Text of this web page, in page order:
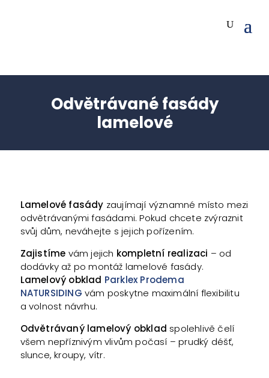
Odvětrávané fasády
lamelové
Lamelové fasády zaujímají významné místo mezi
odvětrávanými fasádami. Pokud chcete zvýraznit
svůj dům, neváhejte s jejich pořízením.
Zajistíme vám jejich kompletní realizaci – od
dodávky až po montáž lamelové fasády.
Lamelový obklad Parklex Prodema
NATURSIDING vám poskytne maximální flexibilitu
a volnost návrhu.
Odvětrávaný lamelový obklad spolehlivě čelí
všem nepříznivým vlivům počasí – prudký déšť,
slunce, kroupy, vítr.